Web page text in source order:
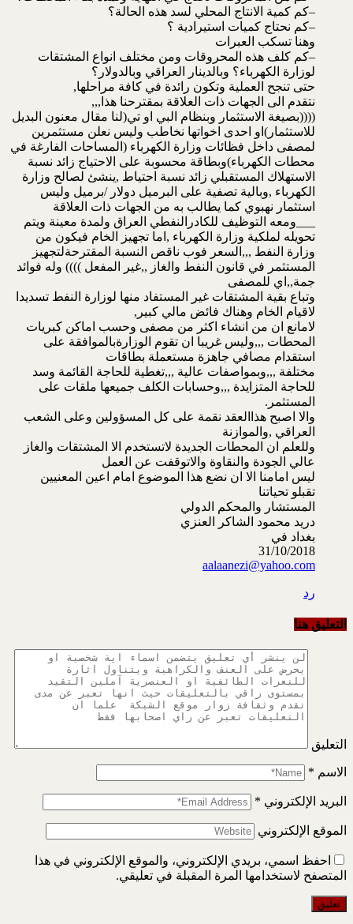
–كم كمية الانتاج المحلي لسد هذه الحالة؟
–كم نحتاج كميات استيرادية ؟
وهنا تسكب العبرات
–كم كلف هذه المحروقات ومن مختلف انواع المشتقات
لوزارة الكهرباء؟ وبالدينار العراقي وبالدولار؟
حتى تنجح العملية وتكون رائدة في كافة مراحلها,
نتقدم الى الجهات ذات العلاقة بمقترحنا هذا,,,
((((بصيغة الاستثمار وبنظام البي او تي(لنا مقال معنون البديل
للاستثمار)او احدى اخواتها نخاطب وليس نعلن مستثمرين
لمصفى داخل فظائات وزارة الكهرباء (المساحات الفارغة في
محطات الكهرباء)وبطاقة محسوبة على الاحتياج زائد نسبة
الاستهلاك المستقبلي زائد نسبة احتياط ,ينشئ لصالح وزارة
الكهرباء ,وبالية تصفية على البرميل دولار /برميل وليس
استثمار نهبوي كما يطالب به من الجهات ذات العلاقة
___ومعه التوظيف للكادرالنفطي العراق ولمدة معينة ويتم
تحويله لملكية وزارة الكهرباء ,اما تجهيز الخام فيكون من
وزارة النفط ,,,السعر فوب ناقص النسبة المقترحةلتجهيز
المستثمر في قانون النفط والغاز ,,غير المفعل )))) وله فوائد
جمة,,اي للمصفى
وتباع بقية المشتقات غير المستفاد منها لوزارة النفط تسديدا
لاقيام الخام وهناك فائض مالي كبير,
لامانع ان من انشاء اكثر من مصفى وحسب اماكن كبريات
المحطات ,,,وليس غريبا ان تقوم الوزارةبالموافقة على
استقدام مصافي جاهزة مستعملة بطاقات
مختلفة ,,,وبمواصفات عالية ,,,تغطية للحاجة القائمة وسد
للحاجة المتزايدة ,,,وحسابات الكلف جميعها ملقات على
المستثمر.
والا اصبح هذاالعقد نقمة على كل المسؤولين وعلى الشعب
العراقي ,والموازنة
وللعلم ان المحطات الجديدة لاتستخدم الا المشتقات والغاز
عالي الجودة والنقاوة والاتوقفت عن العمل
ليس امامنا الا ان نضع هذا الموضوع امام اعين المعنيين
تقبلو تحياتنا
المستشار والمحكم الدولي
دريد محمود الشاكر العنزي
بغداد في
31/10/2018
aalaanezi@yahoo.com
رد
التعليق هنا
التعليق
الاسم *
البريد الإلكتروني *
الموقع الإلكتروني
احفظ اسمي، بريدي الإلكتروني، والموقع الإلكتروني في هذا
المتصفح لاستخدامها المرة المقبلة في تعليقي.